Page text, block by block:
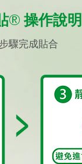
®​ 操作說明
驟完成貼合